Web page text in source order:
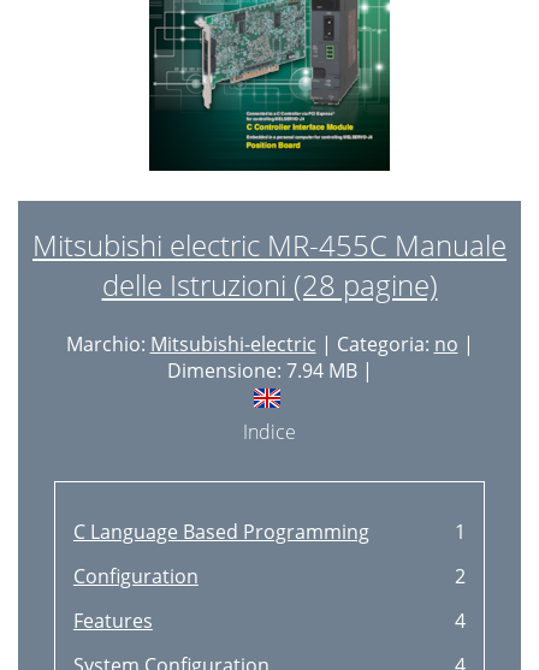
Mitsubishi electric MR-455C Manuale
delle Istruzioni (28 pagine)
Marchio: Mitsubishi-electric | Categoria: no |
Dimensione: 7.94 MB |
Indice
C Language Based Programming
1
Configuration
2
Features
4